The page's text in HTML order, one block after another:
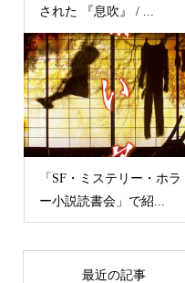
された 『息吹』 / ...
「SF・ミステリー・ホラ
ー小説読書会」で紹...
最近の記事